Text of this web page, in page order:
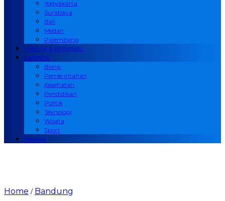
Yogyakarta
Surabaya
Bali
Medan
Palembang
HUKUM & KRIMINAL
LAINNYA
Bisnis
Pemerintahan
Kesehatan
Pendidikan
Politik
Teknologi
Wisata
Sport
Redaksi
Home / Bandung